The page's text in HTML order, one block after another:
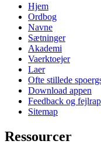
Hjem
Ordbog
Navne
Sætninger
Akademi
Vaerktoejer
Laer
Ofte stillede
Download appen
Feedback og
Sitemap
Ressourcer